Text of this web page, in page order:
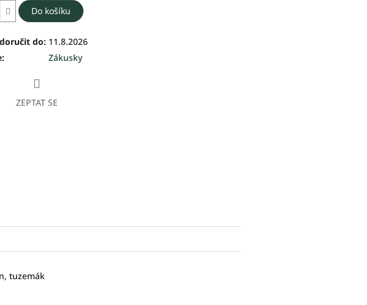
Do košíku
do: 11.8.2026
: Zákusky
ZEPTAT SE
tuzemák